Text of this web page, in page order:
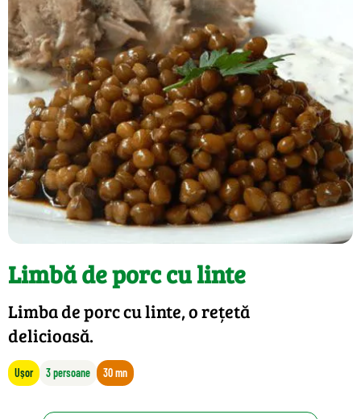
Limbă de porc cu linte
Limba de porc cu linte, o rețetă
delicioasă.
Ușor 3 persoane 30 mn